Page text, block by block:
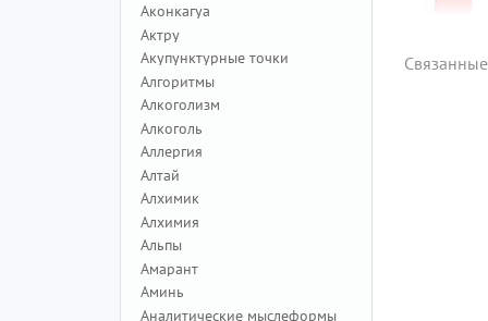
Аконкагуа
Актру
Акупунктурные точки
Алгоритмы
Алкоголизм
Алкоголь
Аллергия
Алтай
Алхимик
Алхимия
Альпы
Амарант
Аминь
Аналитические мыслеформы